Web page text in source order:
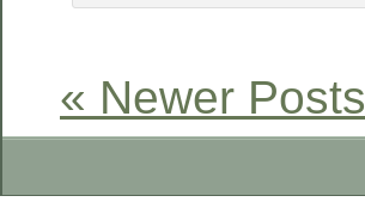
« Newer Posts